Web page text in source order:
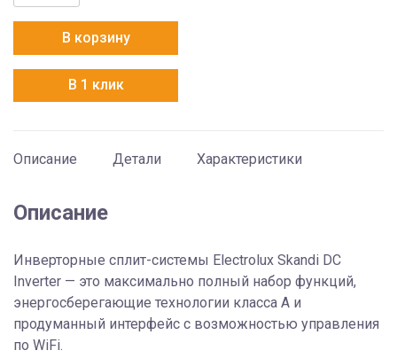
товара
Electrolux
EACS/I-
24HSK/N3
В корзину
В 1 клик
Описание Детали Характеристики
Описание
Инверторные сплит-системы Electrolux Skandi DC
Inverter — это максимально полный набор функций,
энергосберегающие технологии класса A и
продуманный интерфейс с возможностью управления
по WiFi.